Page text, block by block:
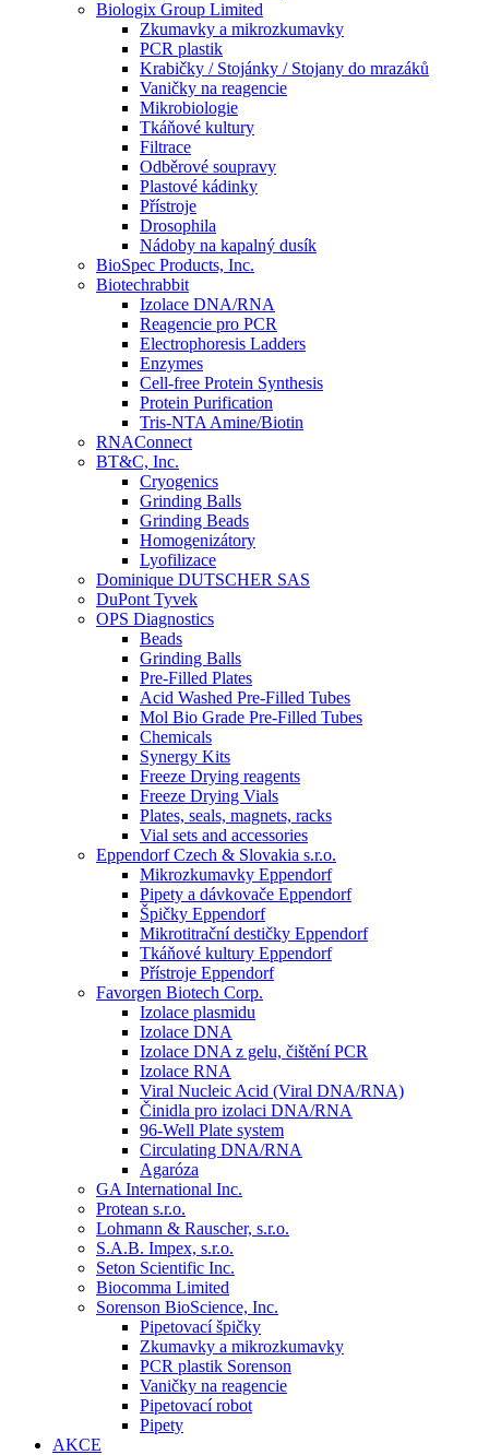
Biologix Group Limited
Zkumavky a mikrozkumavky
PCR plastik
Krabičky / Stojánky / Stojany do mrazáků
Vaničky na reagencie
Mikrobiologie
Tkáňové kultury
Filtrace
Odběrové soupravy
Plastové kádinky
Přístroje
Drosophila
Nádoby na kapalný dusík
BioSpec Products, Inc.
Biotechrabbit
Izolace DNA/RNA
Reagencie pro PCR
Electrophoresis Ladders
Enzymes
Cell-free Protein Synthesis
Protein Purification
Tris-NTA Amine/Biotin
RNAConnect
BT&C, Inc.
Cryogenics
Grinding Balls
Grinding Beads
Homogenizátory
Lyofilizace
Dominique DUTSCHER SAS
DuPont Tyvek
OPS Diagnostics
Beads
Grinding Balls
Pre-Filled Plates
Acid Washed Pre-Filled Tubes
Mol Bio Grade Pre-Filled Tubes
Chemicals
Synergy Kits
Freeze Drying reagents
Freeze Drying Vials
Plates, seals, magnets, racks
Vial sets and accessories
Eppendorf Czech & Slovakia s.r.o.
Mikrozkumavky Eppendorf
Pipety a dávkovače Eppendorf
Špičky Eppendorf
Mikrotitrační destičky Eppendorf
Tkáňové kultury Eppendorf
Přístroje Eppendorf
Favorgen Biotech Corp.
Izolace plasmidu
Izolace DNA
Izolace DNA z gelu, čištění PCR
Izolace RNA
Viral Nucleic Acid (Viral DNA/RNA)
Činidla pro izolaci DNA/RNA
96-Well Plate system
Circulating DNA/RNA
Agaróza
GA International Inc.
Protean s.r.o.
Lohmann & Rauscher, s.r.o.
S.A.B. Impex, s.r.o.
Seton Scientific Inc.
Biocomma Limited
Sorenson BioScience, Inc.
Pipetovací špičky
Zkumavky a mikrozkumavky
PCR plastik Sorenson
Vaničky na reagencie
Pipetovací robot
Pipety
AKCE